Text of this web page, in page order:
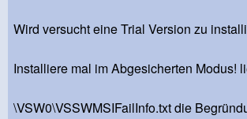
Wird versucht eine Trial Version zu
Installiere mal im Abgesicherten Modus!
\VSW0\VSSWMSIFailInfo.txt die